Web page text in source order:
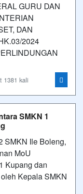
GURU DAN
DAN
2024
1381 kali
SMKN 1
SMKN Ile Boleng,
MoU
Kupang dan
Kepala SMKN